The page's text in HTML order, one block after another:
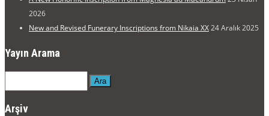
2026
New and Revised Funerary Inscriptions from Nikaia XX24 Aralık 2025
Yayın Arama
Ara
Arşiv